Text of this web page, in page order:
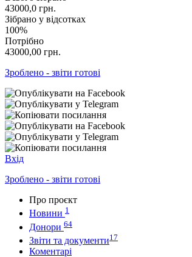
43000,0 грн.
Зібрано у відсотках
100%
Потрібно
43000,00 грн.
Зроблено - звіти готові
Вхід
Зроблено - звіти готові
Про проєкт
Новини 1
Донори 64
Звіти та документи17
Коментарі